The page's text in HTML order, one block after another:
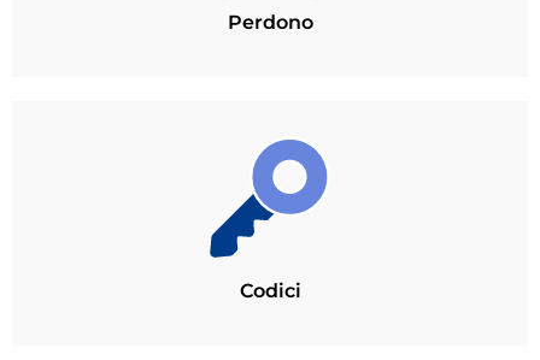
Perdono
Codici